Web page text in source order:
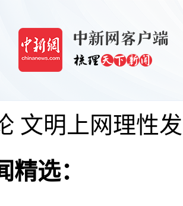
文明上网理性
精选：